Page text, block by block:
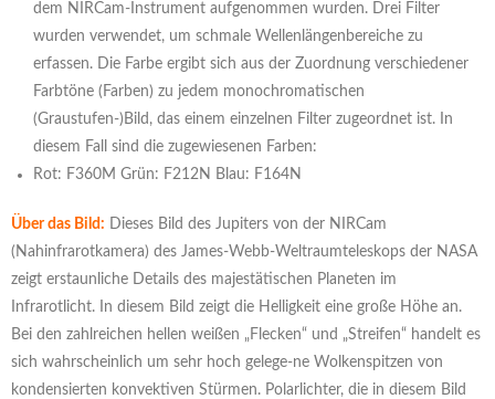
dem NIRCam-Instrument aufgenommen wurden. Drei Filter
wurden verwendet, um schmale Wellenlängenbereiche zu
erfassen. Die Farbe ergibt sich aus der Zuordnung verschiedener
Farbtöne (Farben) zu jedem monochromatischen
(Graustufen-)Bild, das einem einzelnen Filter zugeordnet ist. In
diesem Fall sind die zugewiesenen Farben:
Rot: F360M Grün: F212N Blau: F164N
Über das Bild: Dieses Bild des Jupiters von der NIRCam
(Nahinfrarotkamera) des James-Webb-Weltraumteleskops der NASA
zeigt erstaunliche Details des majestätischen Planeten im
Infrarotlicht. In diesem Bild zeigt die Helligkeit eine große Höhe an.
Bei den zahlreichen hellen weißen „Flecken“ und „Streifen“ handelt es
sich wahrscheinlich um sehr hoch gelege-ne Wolkenspitzen von
kondensierten konvektiven Stürmen. Polarlichter, die in diesem Bild